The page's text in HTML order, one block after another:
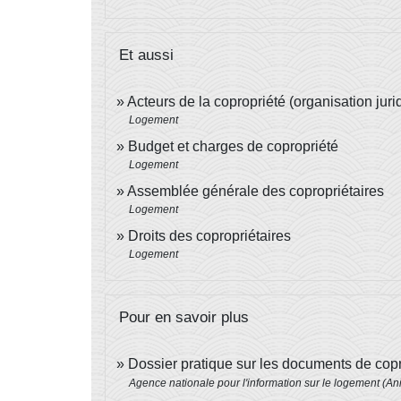
Et aussi
Acteurs de la copropriété (organisation
Logement
Budget et charges de copropriété
Logement
Assemblée générale des copropriétaires
Logement
Droits des copropriétaires
Logement
Pour en savoir plus
Dossier pratique sur les documents de
Agence nationale pour l'information sur le logement